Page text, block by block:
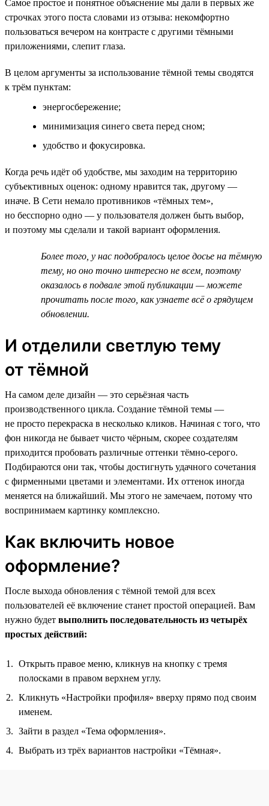
Самое простое и понятное объяснение мы дали в первых же
строчках этого поста словами из отзыва: некомфортно
пользоваться вечером на контрасте с другими тёмными
приложениями, слепит глаза.
В целом аргументы за использование тёмной темы сводятся
к трём пунктам:
энергосбережение;
минимизация синего света перед сном;
удобство и фокусировка.
Когда речь идёт об удобстве, мы заходим на территорию
субъективных оценок: одному нравится так, другому —
иначе. В Сети немало противников «тёмных тем»,
но бесспорно одно — у пользователя должен быть выбор,
и поэтому мы сделали и такой вариант оформления.
Более того, у нас подобралось целое досье на тёмную
тему, но оно точно интересно не всем, поэтому
оказалось в подвале этой публикации — можете
прочитать после того, как узнаете всё о грядущем
обновлении.
И отделили светлую тему
от тёмной
На самом деле дизайн — это серьёзная часть
производственного цикла. Создание тёмной темы —
не просто перекраска в несколько кликов. Начиная с того, что
фон никогда не бывает чисто чёрным, скорее создателям
приходится пробовать различные оттенки тёмно-серого.
Подбираются они так, чтобы достигнуть удачного сочетания
с фирменными цветами и элементами. Их оттенок иногда
меняется на ближайший. Мы этого не замечаем, потому что
воспринимаем картинку комплексно.
Как включить новое
оформление?
После выхода обновления с тёмной темой для всех
пользователей её включение станет простой операцией. Вам
нужно будет выполнить последовательность из четырёх
простых действий:
Открыть правое меню, кликнув на кнопку с тремя
полосками в правом верхнем углу.
Кликнуть «Настройки профиля» вверху прямо под своим
именем.
Зайти в раздел «Тема оформления».
Выбрать из трёх вариантов настройки «Тёмная».